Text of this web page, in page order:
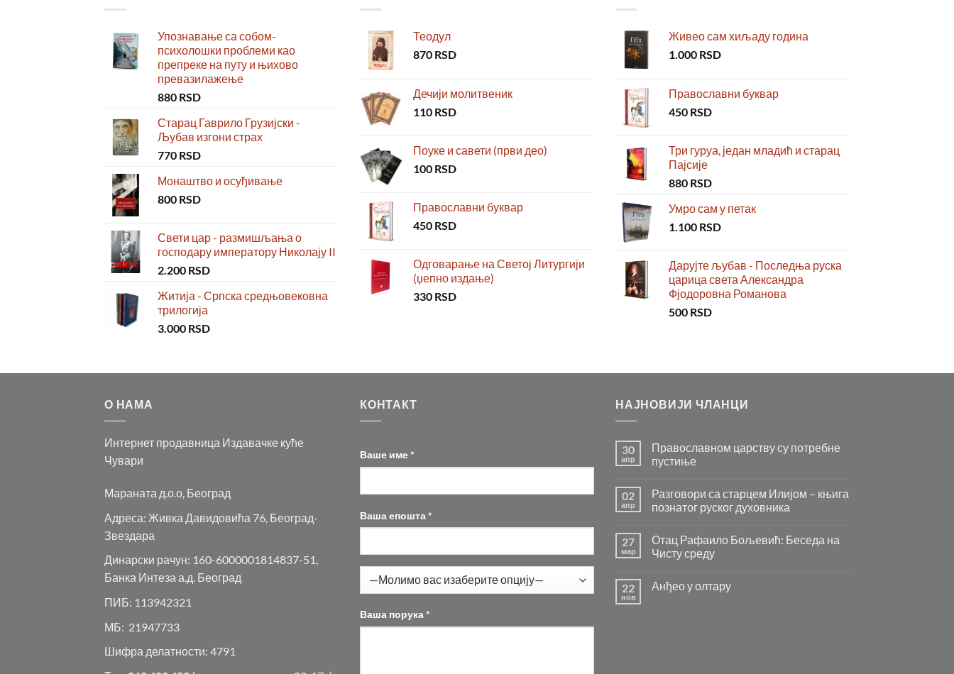
Упознавање са собом-
психолошки проблеми као
препреке на путу и њихово
превазилажење
880 RSD
Старац Гаврило Грузијски -
Љубав изгони страх
770 RSD
Монаштво и осуђивање
800 RSD
Свети цар - размишљања о
господару императору Николају II
2.200 RSD
Житија - Српска средњовековна
трилогија
3.000 RSD
Теодул
870 RSD
Дечији молитвеник
110 RSD
Поуке и савети (први део)
100 RSD
Православни буквар
450 RSD
Одговарање на Светој Литургији
(џепно издање)
330 RSD
Живео сам хиљаду година
1.000 RSD
Православни буквар
450 RSD
Три гуруа, један младић и старац
Пајсије
880 RSD
Умро сам у петак
1.100 RSD
Дарујте љубав - Последња руска
царица света Александра
Фјодоровна Романова
500 RSD
О НАМА
Интернет продавница Издавачке куће
Чувари
Мараната д.о.о, Београд
Адреса: Живка Давидовића 76, Београд-
Звездара
Динарски рачун: 160-6000001814837-51,
Банка Интеза а.д. Београд
ПИБ: 113942321
МБ: 21947733
Шифра делатности: 4791
КОНТАКТ
Ваше име *
Ваша епошта *
Ваша порука *
НАЈНОВИЈИ ЧЛАНЦИ
30
апр
Православном царству су потребне
пустиње
на
Православном
царству
пустиње
02
апр
Разговори са старцем Илијом – књига
познатог руског духовника
на
Разговори
са
–
књига
27
мар
Отац Рафаило Бољевић: Беседа на
Чисту среду
на
22
нов
Анђео у олтару